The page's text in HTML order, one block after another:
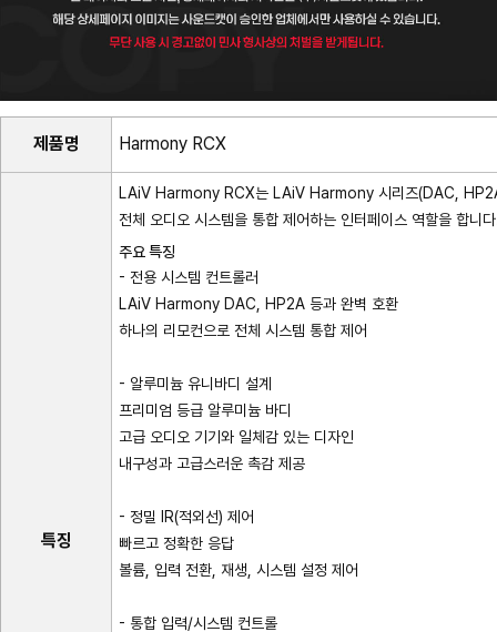
제품명 Harmony RCX
특징
LAiV Harmony RCX는 LAiV Harmony 시리즈(DAC, HP2A
전체 오디오 시스템을 통합 제어하는 인터페이스 역할을 합니
주요 특징
- 전용 시스템 컨트롤러
LAiV Harmony DAC, HP2A 등과 완벽 호환
하나의 리모컨으로 전체 시스템 통합 제어
- 알루미늄 유니바디 설계
프리미엄 등급 알루미늄 바디
고급 오디오 기기와 일체감 있는 디자인
내구성과 고급스러운 촉감 제공
- 정밀 IR(적외선) 제어
빠르고 정확한 응답
볼륨, 입력 전환, 재생, 시스템 설정 제어
- 통합 입력/시스템 컨트롤